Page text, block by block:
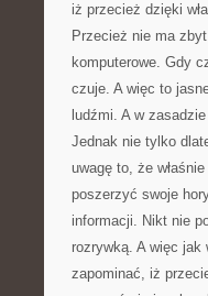
iż przecież dzięki
Przecież nie ma
komputerowe. Gdy
czuje. A więc to
ludźmi. A w
Jednak nie tylko
uwagę to, że
poszerzyć swoje
informacji. Nikt nie
rozrywką. A więc
zapominać, iż